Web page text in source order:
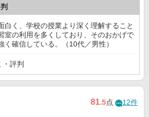
白く、学校の授業より深く理解すること
室の利用を多くしており、そのおかげで
く確信している。（10代／男性）
評判
81.5点 12件